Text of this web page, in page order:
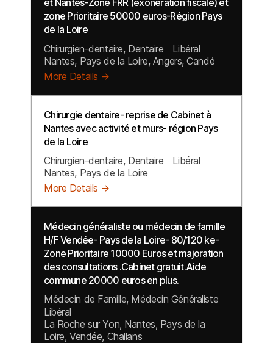
et Nantes-Zone FRR (exonération fiscale) et
zone Prioritaire 50000 euros-Région Pays
de la Loire
Chirurgien-dentaire Dentaire
Libéral
Nantes Pays de la Loire Angers Candé
More Details
Chirurgie dentaire- reprise de Cabinet à
Nantes avec activité et murs- région Pays
de la Loire
Chirurgien-dentaire Dentaire
Libéral
Nantes Pays de la Loire
More Details
Médecin généraliste ou médecin de famille
H/F Vendée- Pays de la Loire- 80/120 ke-
Zone Prioritaire 10000 Euros et majoration
des consultations .Cabinet gratuit.Aide
commune 20000 euros en plus.
Médecin de Famille Médecin Généraliste
Libéral
La Roche sur Yon Nantes Pays de la
Loire Vendée Challans